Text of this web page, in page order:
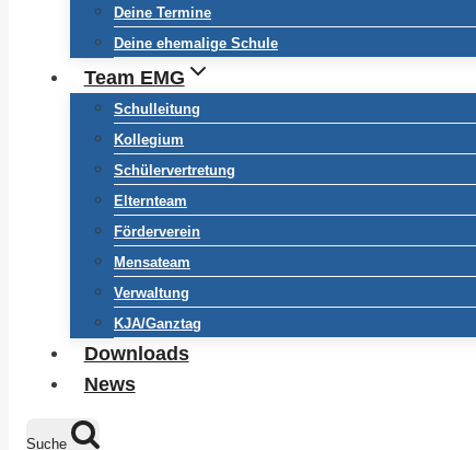
Deine Termine
Deine ehemalige Schule
Team EMG
Schulleitung
Kollegium
Schülervertretung
Elternteam
Förderverein
Mensateam
Verwaltung
KJA/Ganztag
Downloads
News
Suche